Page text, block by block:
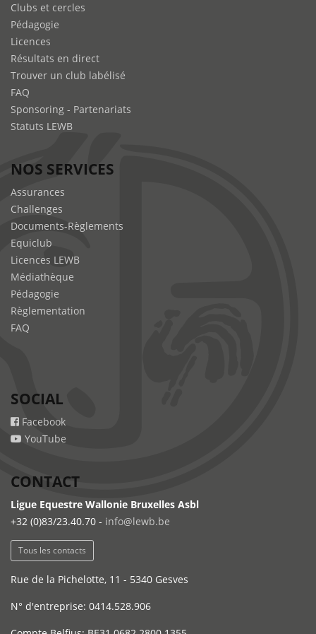
Clubs et cercles
Pédagogie
Licences
Résultats en direct
Trouver un club labélisé
FAQ
Sponsoring - Partenariats
Statuts LEWB
NOS SERVICES
Assurances
Challenges
Documents-Règlements
Equiclub
Licences LEWB
Médiathèque
Pédagogie
Règlementation
FAQ
SOCIAL
Facebook
YouTube
CONTACT
Ligue Equestre Wallonie Bruxelles Asbl
+32 (0)83/23.40.70 - info@lewb.be
Tous les contacts
Rue de la Pichelotte, 11 - 5340 Gesves
N° d'entreprise: 0414.528.906